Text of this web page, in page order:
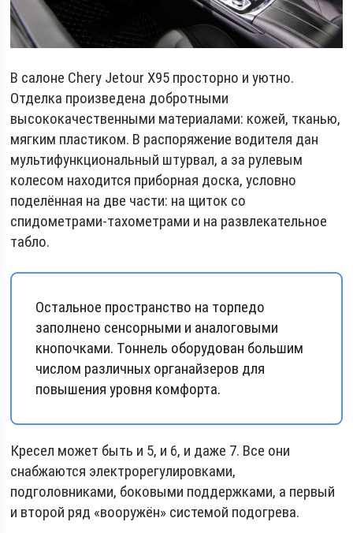
В салоне Chery Jetour X95 просторно и уютно.
Отделка произведена добротными
высококачественными материалами: кожей, тканью,
мягким пластиком. В распоряжение водителя дан
мультифункциональный штурвал, а за рулевым
колесом находится приборная доска, условно
поделённая на две части: на щиток со
спидометрами-тахометрами и на развлекательное
табло.
Остальное пространство на торпедо
заполнено сенсорными и аналоговыми
кнопочками. Тоннель оборудован большим
числом различных органайзеров для
повышения уровня комфорта.
Кресел может быть и 5, и 6, и даже 7. Все они
снабжаются электрорегулировками,
подголовниками, боковыми поддержками, а первый
и второй ряд «вооружён» системой подогрева.